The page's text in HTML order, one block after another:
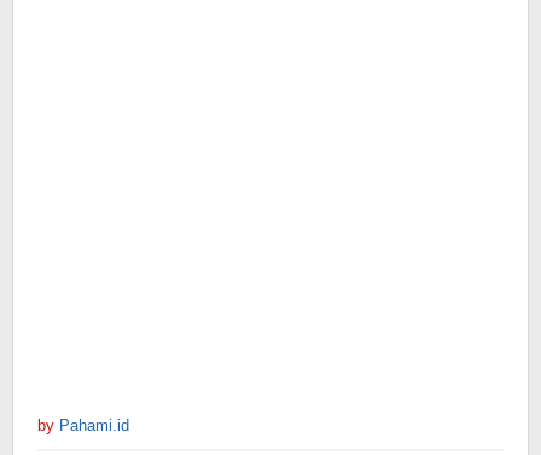
by Pahami.id